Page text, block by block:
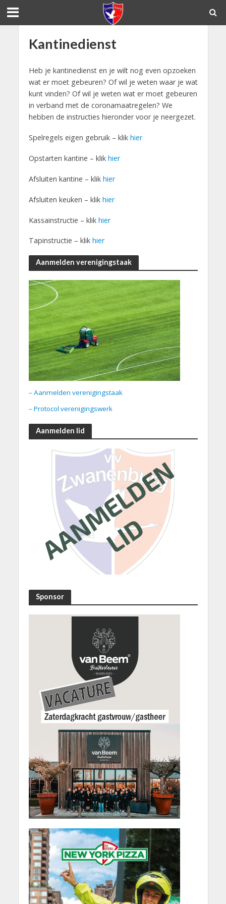
Kantinedienst
Heb je kantinedienst en je wilt nog even opzoeken
wat er moet gebeuren? Of wil je weten waar je wat
kunt vinden? Of wil je weten wat er moet gebeuren
in verband met de coronamaatregelen? We
hebben de instructies hieronder voor je neergezet.
Spelregels eigen gebruik – klik hier
Opstarten kantine – klik hier
Afsluiten kantine – klik hier
Afsluiten keuken – klik hier
Kassainstructie – klik hier
Tapinstructie – klik hier
Aanmelden verenigingstaak
– Aanmelden verenigingstaak
– Protocol verenigingswerk
Aanmelden lid
Sponsor